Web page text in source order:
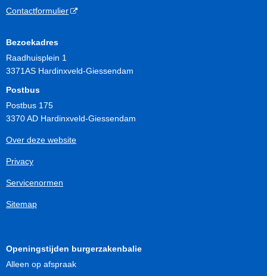
Contactformulier
Bezoekadres
Raadhuisplein 1
3371AS Hardinxveld-Giessendam
Postbus
Postbus 175
3370 AD Hardinxveld-Giessendam
Over deze website
Privacy
Servicenormen
Sitemap
Openingstijden burgerzakenbalie
Alleen op afspraak